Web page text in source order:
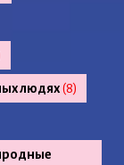
людях(8)